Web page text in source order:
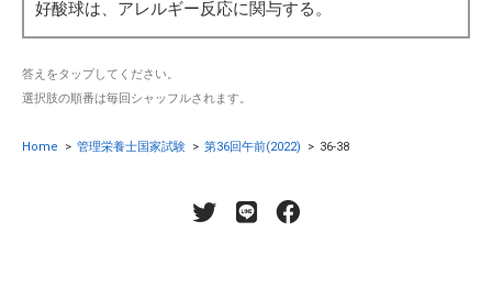
好酸球は、アレルギー反応に関与する。
答えをタップしてください。
選択肢の順番は毎回シャッフルされます。
Home > 管理栄養士国家試験 > 第36回午前(2022) > 36-38